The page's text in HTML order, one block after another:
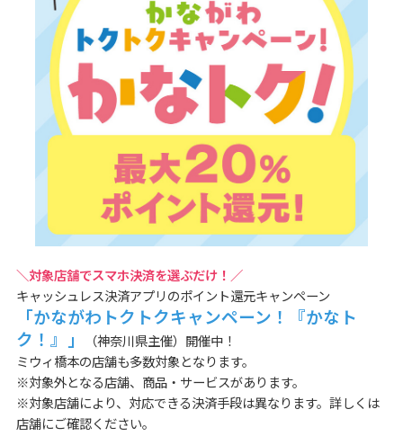
＼対象店舗でスマホ決済を選ぶだけ！／
キャッシュレス決済アプリのポイント還元キャンペーン
「かながわトクトクキャンペーン！『かなト
ク！』」
（神奈川県主催）開催中！
ミウィ橋本の店舗も多数対象となります。
※対象外となる店舗、商品・サービスがあります。
※対象店舗により、対応できる決済手段は異なります。詳しくは
店舗にご確認ください。